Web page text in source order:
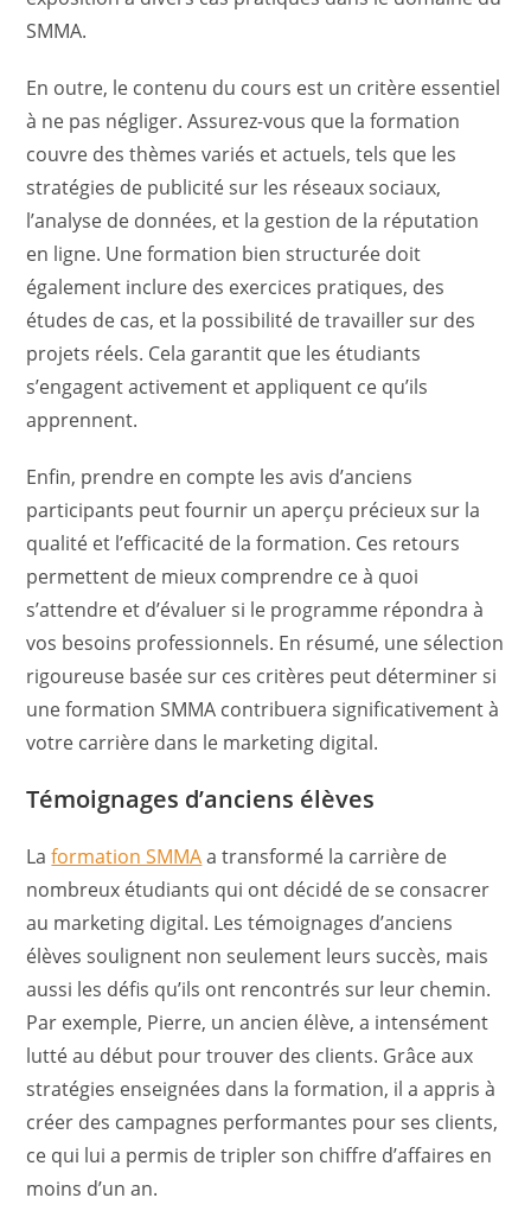
SMMA.
En outre, le contenu du cours est un critère essentiel
à ne pas négliger. Assurez-vous que la formation
couvre des thèmes variés et actuels, tels que les
stratégies de publicité sur les réseaux sociaux,
l’analyse de données, et la gestion de la réputation
en ligne. Une formation bien structurée doit
également inclure des exercices pratiques, des
études de cas, et la possibilité de travailler sur des
projets réels. Cela garantit que les étudiants
s’engagent activement et appliquent ce qu’ils
apprennent.
Enfin, prendre en compte les avis d’anciens
participants peut fournir un aperçu précieux sur la
qualité et l’efficacité de la formation. Ces retours
permettent de mieux comprendre ce à quoi
s’attendre et d’évaluer si le programme répondra à
vos besoins professionnels. En résumé, une sélection
rigoureuse basée sur ces critères peut déterminer si
une formation SMMA contribuera significativement à
votre carrière dans le marketing digital.
Témoignages d’anciens élèves
Laformation SMMAa transformé la carrière de
nombreux étudiants qui ont décidé de se consacrer
au marketing digital. Les témoignages d’anciens
élèves soulignent non seulement leurs succès, mais
aussi les défis qu’ils ont rencontrés sur leur chemin.
Par exemple, Pierre, un ancien élève, a intensément
lutté au début pour trouver des clients. Grâce aux
stratégies enseignées dans la formation, il a appris à
créer des campagnes performantes pour ses clients,
ce qui lui a permis de tripler son chiffre d’affaires en
moins d’un an.